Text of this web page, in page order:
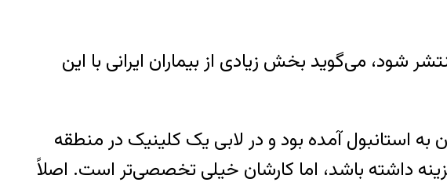
شود، می‌گوید بخش زیادی از بیماران ایرانی با این
استانبول آمده بود و در لابی یک کلینیک در منطقه
داشته باشد، اما کارشان خیلی تخصصی‌تر است. اصلاً